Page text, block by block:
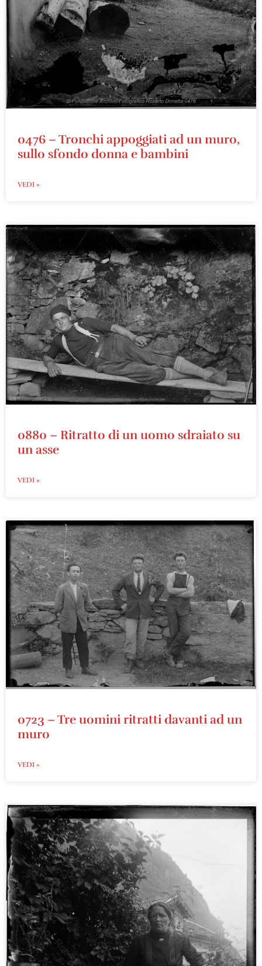
0476 – Tronchi appoggiati ad un muro,
sullo sfondo donna e bambini
VEDI »
0880 – Ritratto di un uomo sdraiato su
un asse
VEDI »
0723 – Tre uomini ritratti davanti ad un
muro
VEDI »